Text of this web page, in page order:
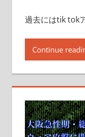
過去にはtik tok
Continue